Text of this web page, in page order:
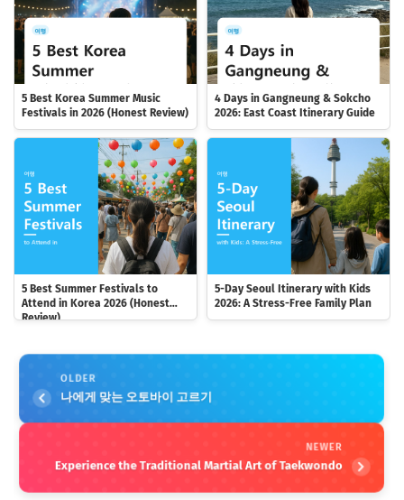
5 Best Korea Summer Music
Festivals in 2026 (Honest Review)
4 Days in Gangneung & Sokcho
2026: East Coast Itinerary Guide
5 Best Summer Festivals to
Attend in Korea 2026 (Honest
Review)
5-Day Seoul Itinerary with Kids
2026: A Stress-Free Family Plan
OLDER
나에게 맞는 오토바이 고르기
NEWER
Experience the Traditional Martial Art of Taekwondo